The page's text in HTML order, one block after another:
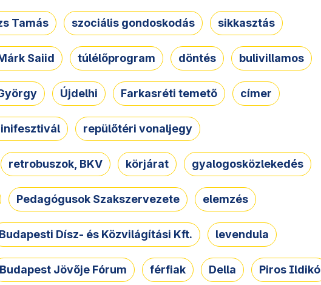
Tamás szociális gondoskodás sikkasztás
Saiid túlélőprogram döntés bulivillamos
Újdelhi Farkasréti temető címer
repülőtéri vonaljegy
retrobuszok, BKV körjárat gyalogosközlekedés
Pedagógusok Szakszervezete elemzés
Budapesti Dísz- és Közvilágítási Kft. levendula
Budapest Jövője Fórum férfiak Della Piros Ildikó